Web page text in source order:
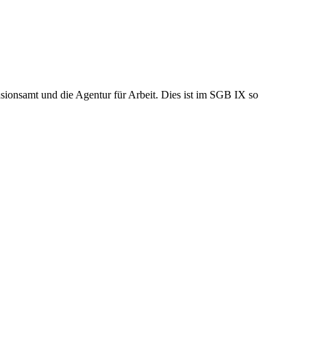
und die Agentur für Arbeit. Dies ist im SGB IX so